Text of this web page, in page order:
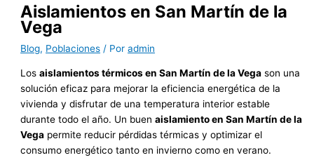
Aislamientos en San Martín de la
Vega
Blog, Poblaciones / Poradmin
Losaislamientos térmicos en San Martín de la Vega son una
solución eficaz para mejorar la eficiencia energética de la
vivienda y disfrutar de una temperatura interior estable
durante todo el año. Un buenaislamiento en San Martín de la
Vega permite reducir pérdidas térmicas y optimizar el
consumo energético tanto en invierno como en verano.